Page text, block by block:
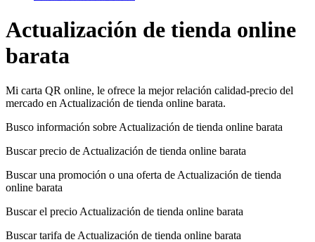
Actualización de tienda online
barata
Mi carta QR online, le ofrece la mejor relación calidad-precio del
mercado en Actualización de tienda online barata.
Busco información sobre Actualización de tienda online barata
Buscar precio de Actualización de tienda online barata
Buscar una promoción o una oferta de Actualización de tienda
online barata
Buscar el precio Actualización de tienda online barata
Buscar tarifa de Actualización de tienda online barata